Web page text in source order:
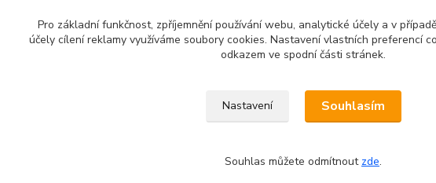
Pro základní funkčnost, zpříjemnění používání webu, analytické účely a v
účely cílení reklamy využíváme soubory cookies. Nastavení vlastních preferencí
odkazem ve spodní části stránek.
Nastavení Souhlasím
Souhlas můžete odmítnout zde.